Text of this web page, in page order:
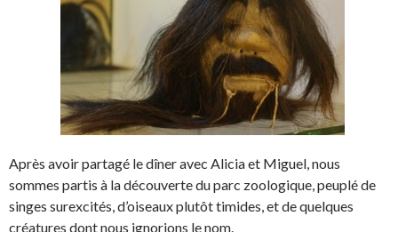
Après avoir partagé le dîner avec Alicia et Miguel, nous
sommes partis à la découverte du parc zoologique, peuplé de
singes surexcités, d’oiseaux plutôt timides, et de quelques
créatures dont nous ignorions le nom.